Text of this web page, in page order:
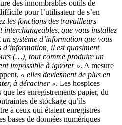
des innombrables outils de
pour l’utilisateur de s’en
les fonctions des travailleurs
interchangeables, que vous installez
système d’information que vous
d’information, il est quasiment
(…), tout comme produire un
impossible à ignorer ». A mesure
« elles deviennent de plus en
à déraciner ». Les hospices
les enregistrements papier, du
de stockage qu’ils
à ceux qui étaient enregistrés
bases de données numériques